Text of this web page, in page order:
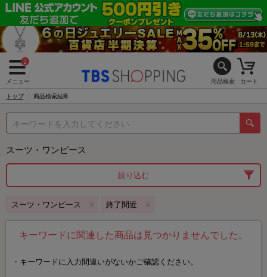
2
メニュー 商品検索 カート
トップ 商品検索結果
スーツ・ワンピース
絞り込む
スーツ・ワンピース 終了間近
キーワードに関連した商品は見つかりませんでした。
キーワードに入力間違いがないかご確認ください。